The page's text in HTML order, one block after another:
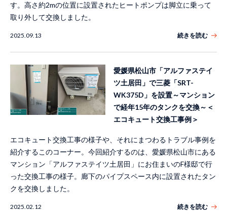
す。高さ約2mの位置に設置されたヒートポンプは脚立に乗って
取り外して交換しました。
2025.09.13 続きを読む
愛媛県松山市「アルファステイ
ツ土居田」で三菱「SRT-
WK375D」を設置～マンション
で経年15年のタンクを交換～＜
エコキュート交換工事例＞
エコキュート交換工事の様子や、それにまつわるトラブル事例を
紹介するこのコーナー。今回紹介するのは、愛媛県松山市にある
マンション「アルファステイツ土居田」にお住まいのF様邸で行
った交換工事の様子。廊下のパイプスペース内に設置されたタン
クを交換しました。
2025.02.12 続きを読む